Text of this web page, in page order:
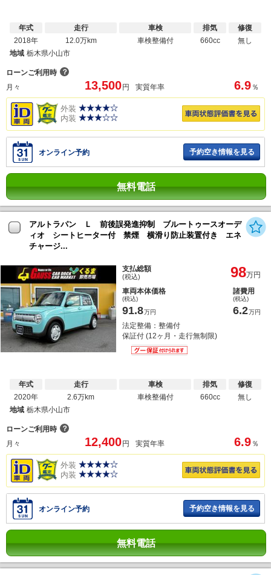
年式
2018年
走行
12.0万km
車検
車検整備付
排気
660cc
修復
無し
地域 栃木県小山市
ローンご利用時 ？
月々
13,500 円 実質年率 6.9 ％
外装
内装
オンライン予約 予約空き情報を見る
無料電話
アルトラパン Ｌ 前後誤発進抑制 ブルートゥースオーデ
ィオ シートヒーター付 禁煙 横滑り防止装置付き エネ
チャージ...
支払総額
(税込) 98万円
車両本体価格
(税込)
91.8万円
諸費用
(税込)
6.2万円
法定整備：整備付
保証付 (12ヶ月・走行無制限)
年式
2020年
走行
2.6万km
車検
車検整備付
排気
660cc
修復
無し
地域 栃木県小山市
ローンご利用時 ？
月々
12,400円 実質年率 6.9 ％
外装
内装
オンライン予約 予約空き情報を見る
無料電話